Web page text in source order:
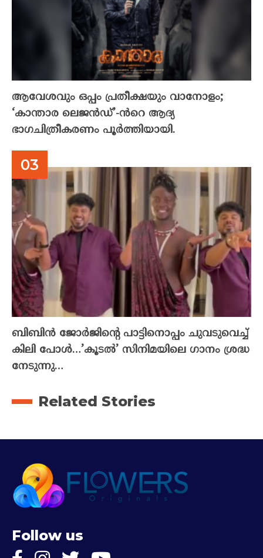
ആവേശവും ഒപ്പം പ്രതീക്ഷയും വാനോളം;
‘കാന്താര ലെജൻഡ്’-ൻറെ ആദ്യ
ഭാഗചിത്രീകരണം പൂർത്തിയായി.
ബിബിൻ ജോർജിന്റെ പാട്ടിനൊപ്പം ചുവടുവെച്ച്
കിലി പോൾ…’കൂടൽ’ സിനിമയിലെ ഗാനം ശ്രദ്ധ
നേടുന്നു…
Related Stories
Follow us